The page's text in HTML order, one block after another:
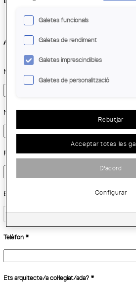
Arquitecte
Nom
Nom professional*
Persona de contacte*
Email
Telèfon *
Ets arquitecte/a col·legiat/ada? *
Galetes funcionals
Galetes de rendiment
Galetes imprescindibles
Galetes de personalització
Rebutjar
Acceptar totes les
D'acord
Configurar